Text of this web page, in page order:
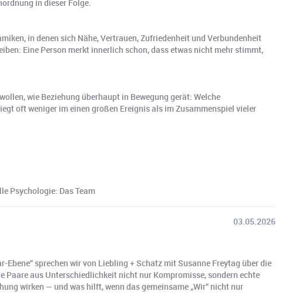
in dieser Folge.
in denen sich Nähe, Vertrauen, Zufriedenheit und Verbundenheit
Eine Person merkt innerlich schon, dass etwas nicht mehr stimmt,
wie Beziehung überhaupt in Bewegung gerät: Welche
oft weniger im einen großen Ereignis als im Zusammenspiel vieler
Psychologie: Das Team
03.05.2026
sprechen wir von Liebling + Schatz mit Susanne Freytag über die
aus Unterschiedlichkeit nicht nur Kompromisse, sondern echte
wirken — und was hilft, wenn das gemeinsame „Wir“ nicht nur